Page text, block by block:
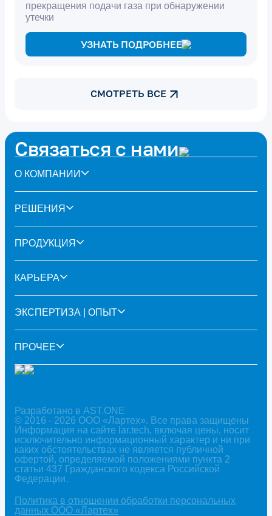
прекращения подачи газа при обнаружении
утечки
УЗНАТЬ ПОДРОБНЕЕ
CМОТРЕТЬ ВСЕ
Связаться с нами
Информация на сайте lar.tech, включая цены, носит
исключительно информационный характер и ни при
каких обстоятельствах не является публичной
офертой, определяемой положениями пункта 2
статьи 437 Гражданского кодекса Российской
Федерации.
Политика в отношении обработки персональных
данных ООО «Лартех»
О КОМПАНИИ
РЕШЕНИЯ
ПРОДУКЦИЯ
КАРЬЕРА
ЭКСПЕРТИЗА | ОПЫТ
ПРОЧЕЕ
Разработано в AST.ONE
© 2016 - 2026 ООО «Лартех». Все права защищены